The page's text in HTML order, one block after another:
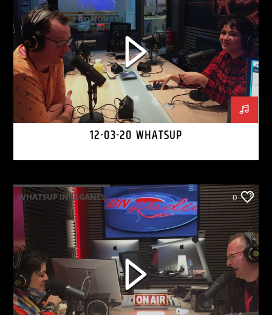
12-03-20 WHATSUP
WHATSUP IN LEGANES 0